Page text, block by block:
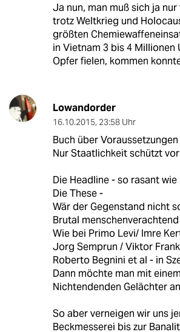
Ja nun, man muß sich ja
trotz Weltkrieg und
größten
in Vietnam 3 bis 4 Millionen
Opfer fielen, kommen
Lowandorder
16.10.2015, 23:58 Uhr
Buch über
Nur Staatlichkeit schützt
Die Headline - so rasant wie
Die These -
Wär der Gegenstand nicht
Brutal
Wie bei Primo Levi/ Imre
Jorg Semprun / Viktor
Roberto Begnini et al - in
Dann möchte man mit einem
Nichtendenden Gelächter
So aber verneigen wir uns
Beckmesserei bis zur